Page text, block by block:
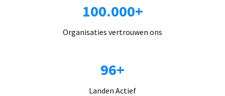
100.000+
Organisaties vertrouwen ons
96+
Landen Actief